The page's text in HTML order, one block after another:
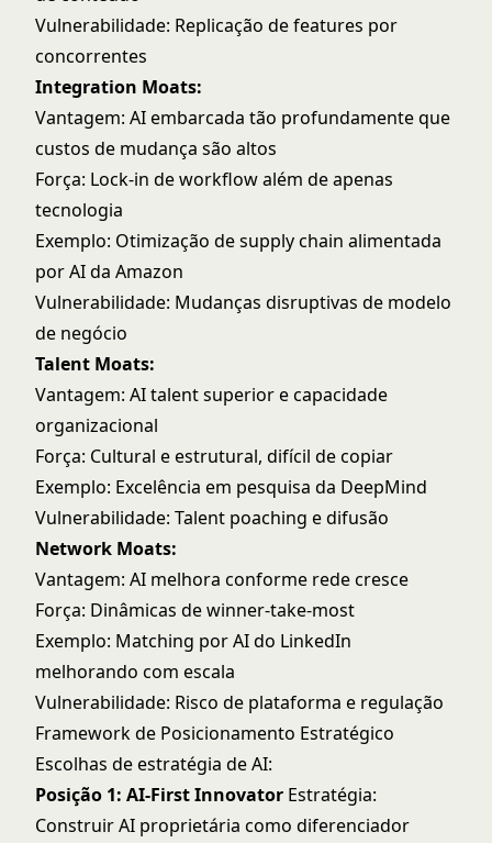
Vulnerabilidade: Replicação de features por
concorrentes
Integration Moats:
Vantagem: AI embarcada tão profundamente que
custos de mudança são altos
Força: Lock-in de workflow além de apenas
tecnologia
Exemplo: Otimização de supply chain alimentada
por AI da Amazon
Vulnerabilidade: Mudanças disruptivas de modelo
de negócio
Talent Moats:
Vantagem: AI talentsuperior e capacidade
organizacional
Força: Cultural e estrutural, difícil de copiar
Exemplo: Excelência em pesquisa da DeepMind
Vulnerabilidade: Talent poaching e difusão
Network Moats:
Vantagem: AI melhora conforme rede cresce
Força: Dinâmicas de winner-take-most
Exemplo: Matching por AI do LinkedIn
melhorando com escala
Vulnerabilidade: Risco de plataforma e regulação
Framework de Posicionamento Estratégico
Escolhas de estratégia de AI:
Posição 1: AI-First Innovator Estratégia:
Construir AI proprietária como diferenciador